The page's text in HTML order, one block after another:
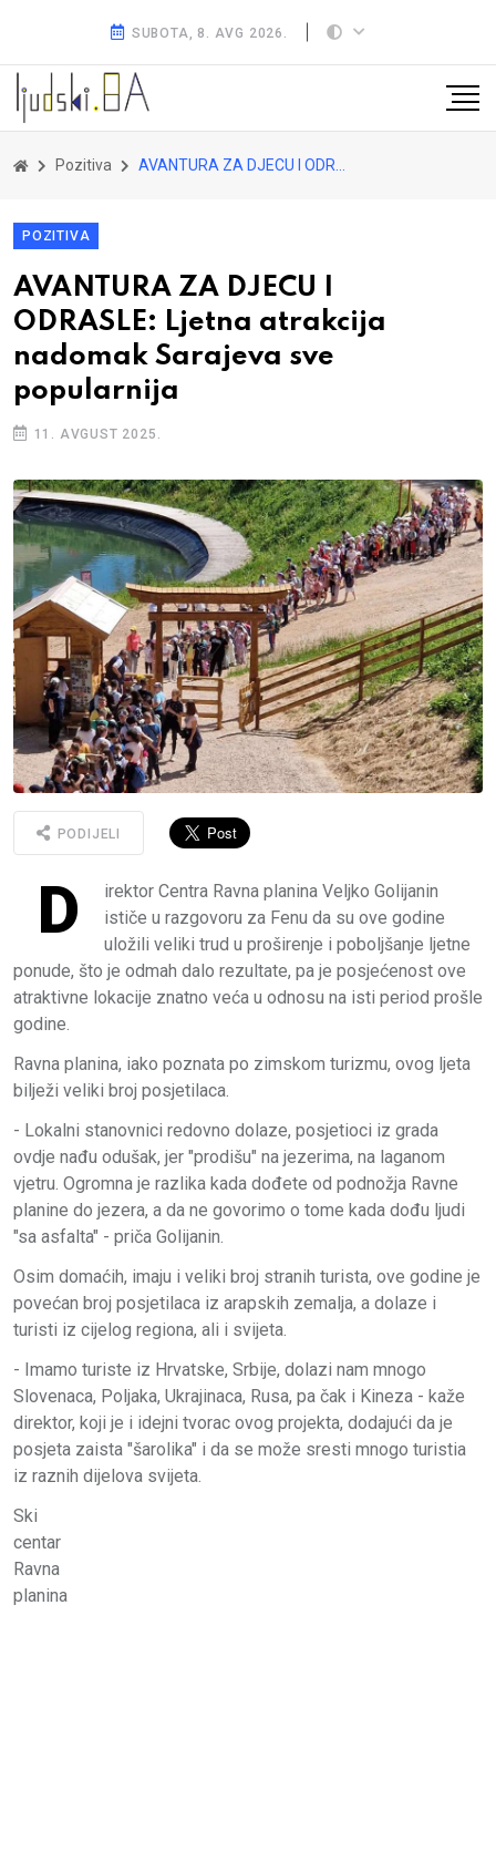
SUBOTA, 8. AVG 2026.
Pozitiva AVANTURA ZA DJECU I ODRASLE: Ljetna atrakcija nadomak Sarajeva sve popularnija
POZITIVA
AVANTURA ZA DJECU I
ODRASLE: Ljetna atrakcija
nadomak Sarajeva sve
popularnija
11. AVGUST 2025.
PODIJELI
D
irektor Centra Ravna planina Veljko Golijanin
ističe u razgovoru za Fenu da su ove godine
uložili veliki trud u proširenje i poboljšanje ljetne
ponude, što je odmah dalo rezultate, pa je posjećenost ove
atraktivne lokacije znatno veća u odnosu na isti period prošle
godine.
Ravna planina, iako poznata po zimskom turizmu, ovog ljeta
bilježi veliki broj posjetilaca.
- Lokalni stanovnici redovno dolaze, posjetioci iz grada
ovdje nađu odušak, jer "prodišu" na jezerima, na laganom
vjetru. Ogromna je razlika kada dođete od podnožja Ravne
planine do jezera, a da ne govorimo o tome kada dođu ljudi
"sa asfalta" - priča Golijanin.
Osim domaćih, imaju i veliki broj stranih turista, ove godine je
povećan broj posjetilaca iz arapskih zemalja, a dolaze i
turisti iz cijelog regiona, ali i svijeta.
- Imamo turiste iz Hrvatske, Srbije, dolazi nam mnogo
Slovenaca, Poljaka, Ukrajinaca, Rusa, pa čak i Kineza - kaže
direktor, koji je i idejni tvorac ovog projekta, dodajući da je
posjeta zaista "šarolika" i da se može sresti mnogo turistia
iz raznih dijelova svijeta.
Ski
centar
Ravna
planina